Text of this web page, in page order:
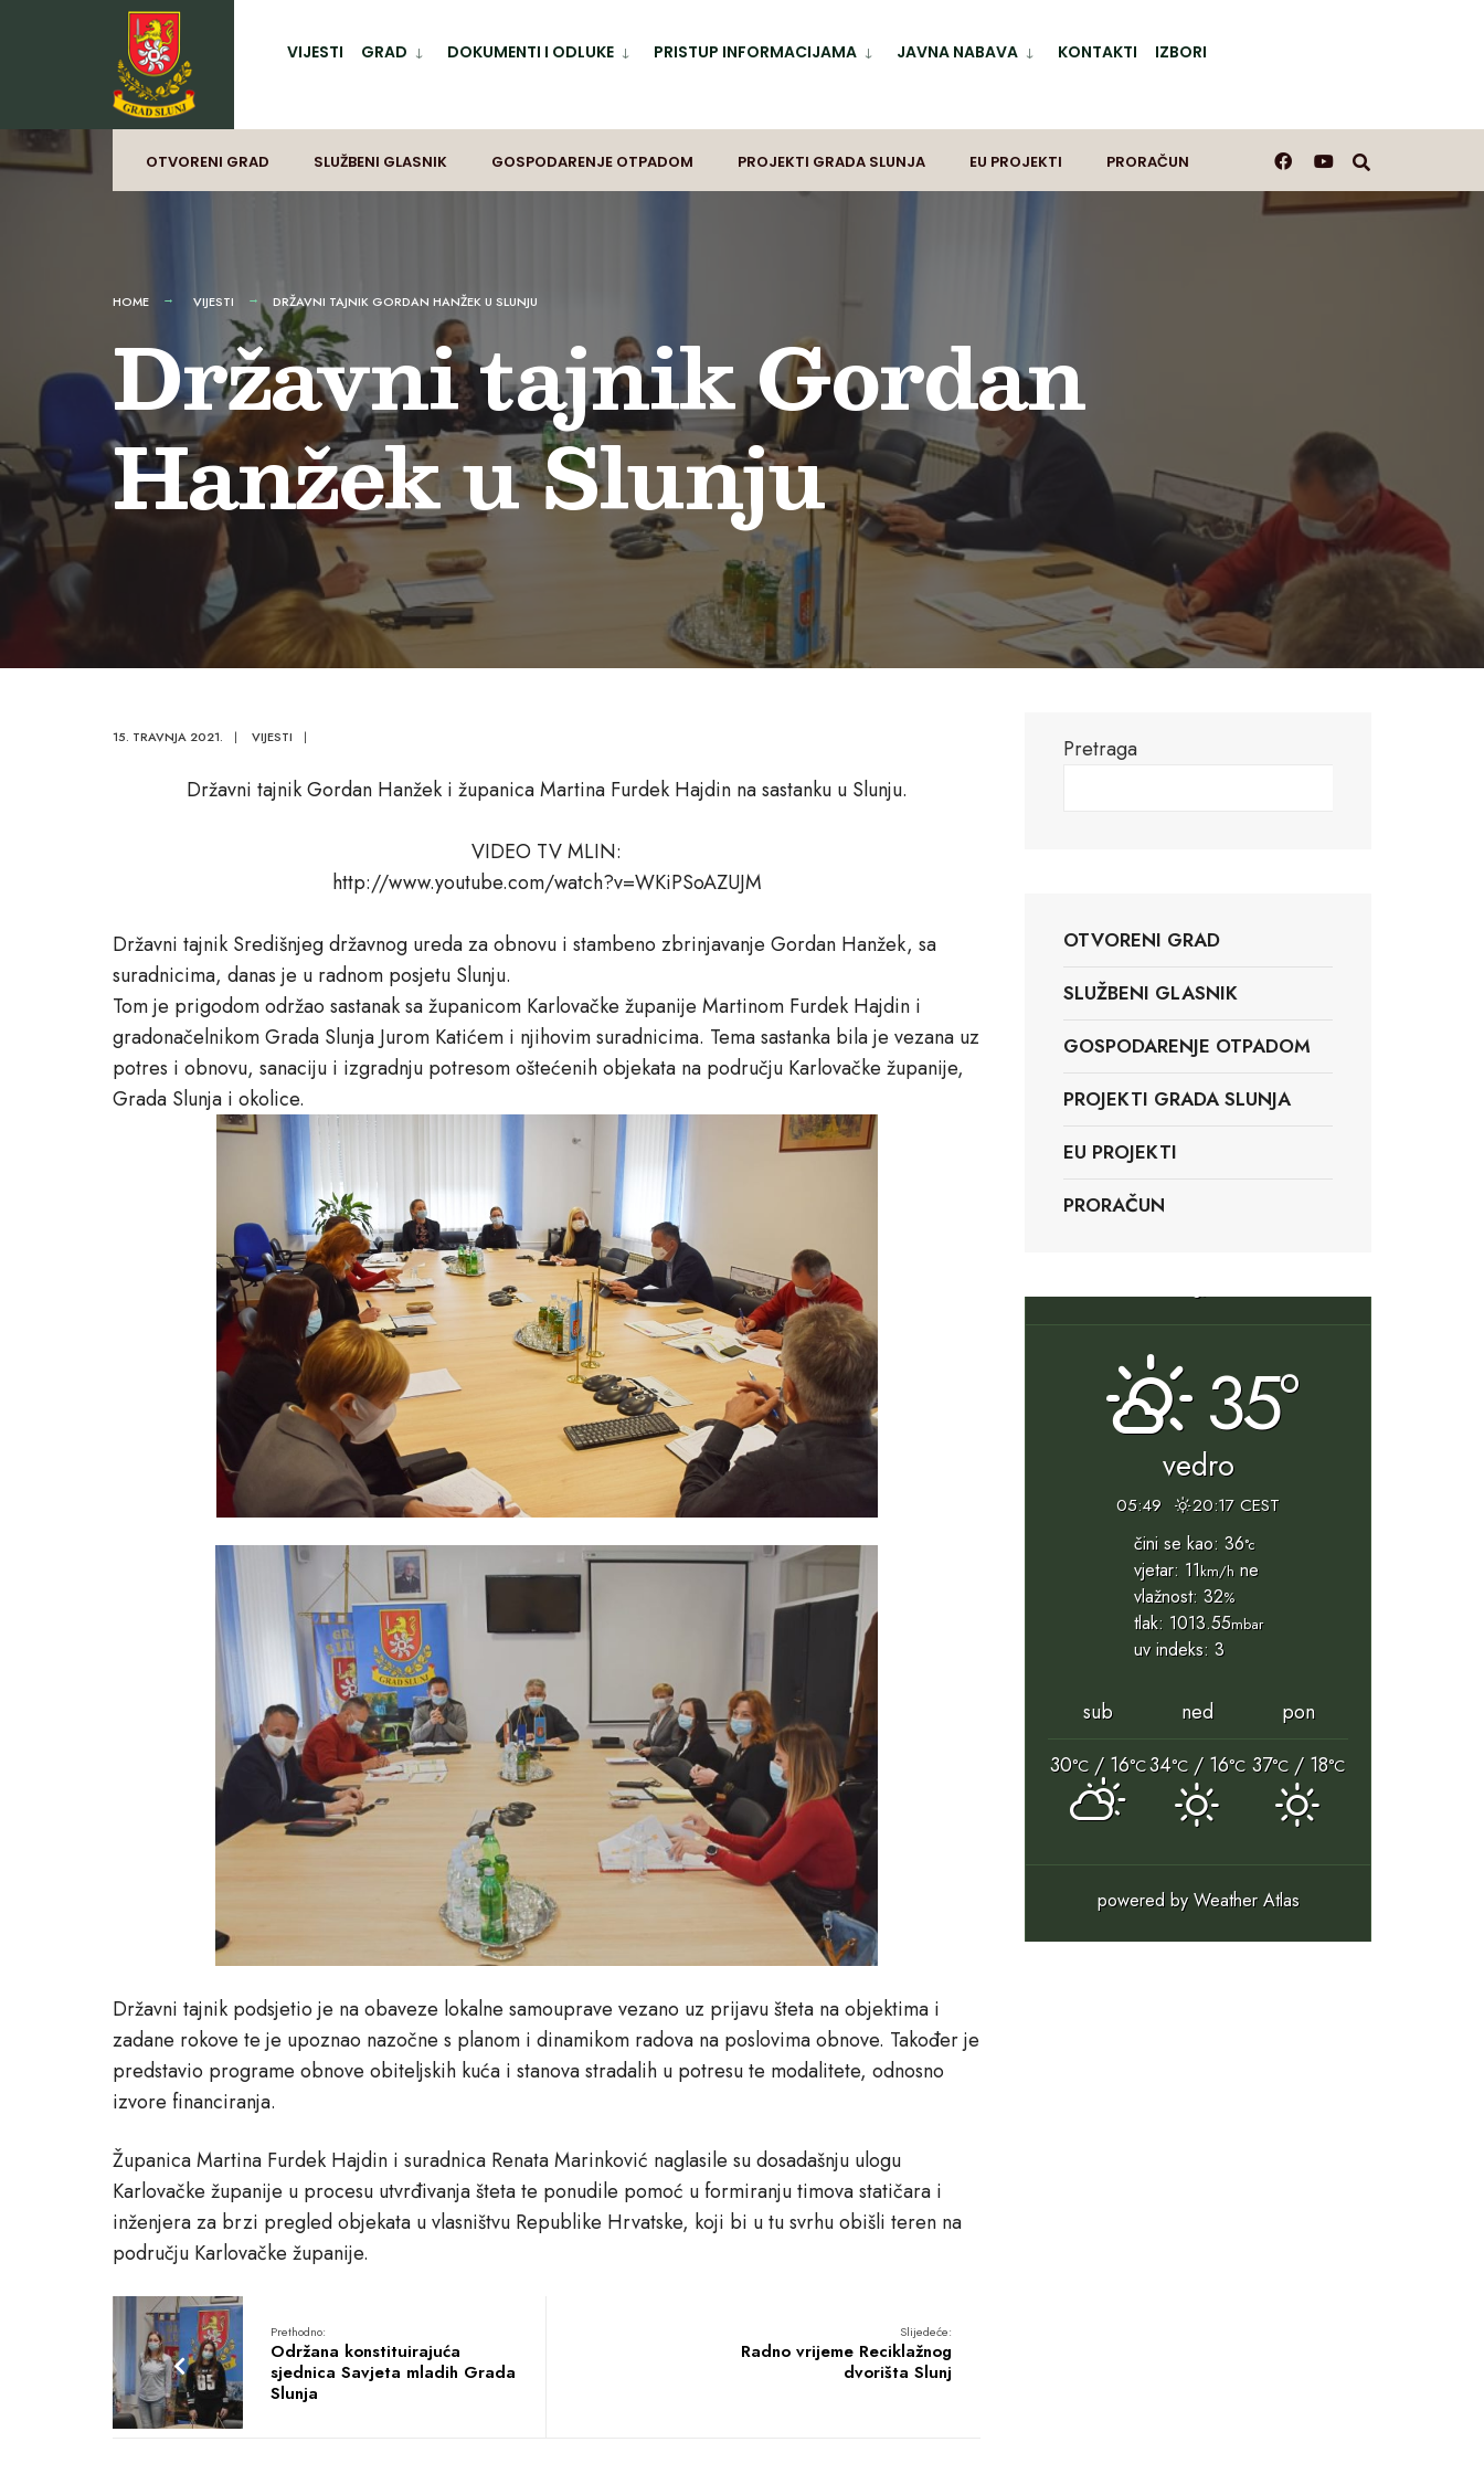
Preskoči
na
sadržaj
VIJESTI GRAD DOKUMENTI I ODLUKE PRISTUP INFORMACIJAMA JAVNA NABAVA KONTAKTI IZBORI
OTVORENI GRAD SLUŽBENI GLASNIK GOSPODARENJE OTPADOM PROJEKTI GRADA SLUNJA EU PROJEKTI PRORAČUN
HOME VIJESTI DRŽAVNI TAJNIK GORDAN HANŽEK U SLUNJU
Državni tajnik Gordan
Hanžek u Slunju
15. TRAVNJA 2021. | VIJESTI |
Državni tajnik Gordan Hanžek i županica Martina Furdek Hajdin na sastanku u Slunju.
VIDEO TV MLIN:
http://www.youtube.com/watch?v=WKiPSoAZUJM
Državni tajnik Središnjeg državnog ureda za obnovu i stambeno zbrinjavanje Gordan Hanžek, sa
suradnicima, danas je u radnom posjetu Slunju.
Tom je prigodom održao sastanak sa županicom Karlovačke županije Martinom Furdek Hajdin i
gradonačelnikom Grada Slunja Jurom Katićem i njihovim suradnicima. Tema sastanka bila je vezana uz
potres i obnovu, sanaciju i izgradnju potresom oštećenih objekata na području Karlovačke županije,
Grada Slunja i okolice.
Državni tajnik podsjetio je na obaveze lokalne samouprave vezano uz prijavu šteta na objektima i
zadane rokove te je upoznao nazočne s planom i dinamikom radova na poslovima obnove. Također je
predstavio programe obnove obiteljskih kuća i stanova stradalih u potresu te modalitete, odnosno
izvore financiranja.
Županica Martina Furdek Hajdin i suradnica Renata Marinković naglasile su dosadašnju ulogu
Karlovačke županije u procesu utvrđivanja šteta te ponudile pomoć u formiranju timova statičara i
inženjera za brzi pregled objekata u vlasništvu Republike Hrvatske, koji bi u tu svrhu obišli teren na
području Karlovačke županije.
Prethodno:
Održana konstituirajuća
sjednica Savjeta mladih Grada
Slunja
Slijedeće:
Radno vrijeme Reciklažnog
dvorišta Slunj
Pretraga
OTVORENI GRAD
SLUŽBENI GLASNIK
GOSPODARENJE OTPADOM
PROJEKTI GRADA SLUNJA
EU PROJEKTI
PRORAČUN
35°
vedro
05:49 20:17 CEST
čini se kao: 36°c
vjetar: 11km/hne
vlažnost: 32%
tlak: 1013.55mbar
uv indeks: 3
sub ned
pon
30°C/ 16°C34°C / 16°C 37°C/ 18°C
powered byWeather Atlas